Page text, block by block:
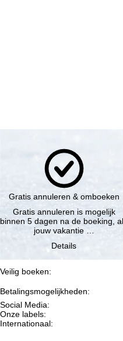
Gratis annuleren & omboeken
Gratis annuleren is mogelijk
binnen 5 dagen na de boeking,
jouw vakantie …
Details
Veilig boeken:
Betalingsmogelijkheden:
Social Media:
Onze labels:
Internationaal: